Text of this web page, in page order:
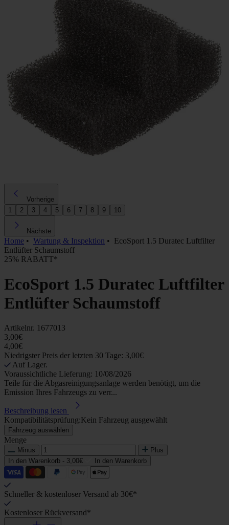
Vorherige
1
2 3 4 5 6 7 8 9 10
Nächste
Home • Wartung & Inspektion • EcoSport 1.5 Duratec Luftfilter
Entlüfter Schaumstoff
25% RABATT*
EcoSport 1.5 Duratec Luftfilter
Entlüfter Schaumstoff
Artikelnr. 1677013
3,00€
4,00€
Niedrigster Preis der letzten 30 Tage: 3,00€
Auf Lager.
Voraussichtliche Lieferung: 10/08/2026
Teile für die Abgasreinigungsanlage werden benötigt, um die
Emission Ihres Fahrzeugs zu verr...
Beschreibung lesen
Kompatibilitätsprüfung:Kein Fahrzeug ausgewählt
Fahrzeug auswählen
Menge
Minus
Plus
In den Warenkorb - 3,00€ In den Warenkorb
Schneller & kostenloser Versand ab 30€*
Kostenloser Rückversand*